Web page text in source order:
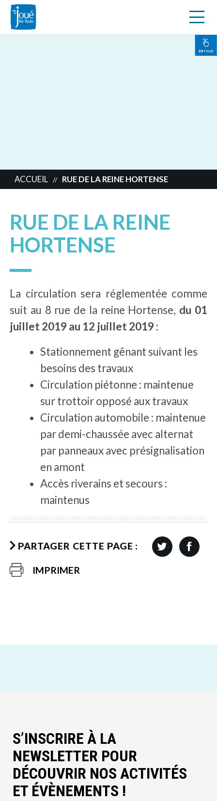
EN 1 CLIC
ACCUEIL // RUE DE LA REINE HORTENSE
RUE DE LA REINE
HORTENSE
La circulation sera réglementée comme
suit au 8 rue de la reine Hortense, du 01
juillet 2019 au 12 juillet 2019 :
Stationnement gênant suivant les
besoins des travaux
Circulation piétonne : maintenue
sur trottoir opposé aux travaux
Circulation automobile : maintenue
par demi-chaussée avec alternat
par panneaux avec présignalisation
en amont
Accès riverains et secours :
maintenus
PARTAGER CETTE PAGE :
IMPRIMER
S’INSCRIRE À LA
NEWSLETTER POUR
DÉCOUVRIR NOS ACTIVITÉS
ET ÉVÈNEMENTS !